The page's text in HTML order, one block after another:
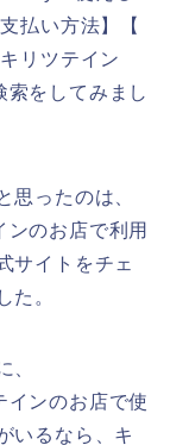
払い方法】【
リツテイン
をしてみまし
思ったのは、
のお店で利用
サイトをチェ
た。
、
インのお店で使
いるなら、キ